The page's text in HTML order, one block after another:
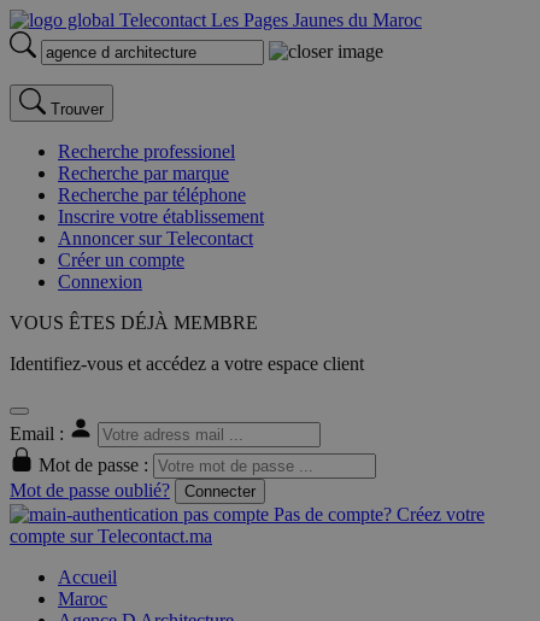
Trouver
Recherche professionel
Recherche par marque
Recherche par téléphone
Inscrire votre établissement
Annoncer sur Telecontact
Créer un compte
Connexion
VOUS ÊTES DÉJÀ MEMBRE
Identifiez-vous et accédez a votre espace client
Email :
Mot de passe :
Mot de passe oublié?
Connecter
Pas de compte? Créez votre
compte sur Telecontact.ma
Accueil
Maroc